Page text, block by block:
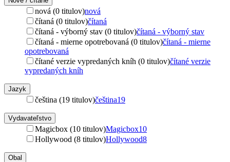
nová (0 titulov)nová
čítaná (0 titulov)čítaná
čítaná - výborný stav (0 titulov)čítaná - výborný stav
čítaná - mierne opotrebovaná (0 titulov)čítaná - mierne
opotrebovaná
čítané verzie vypredaných kníh (0 titulov)čítané verzie
vypredaných kníh
Jazyk
čeština (19 titulov)čeština19
Vydavateľstvo
Magicbox (10 titulov)Magicbox10
Hollywood (8 titulov)Hollywood8
Obal